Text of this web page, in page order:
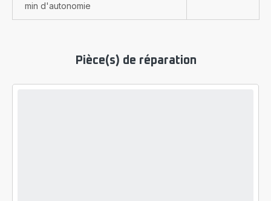
min d'autonomie
Pièce(s) de réparation